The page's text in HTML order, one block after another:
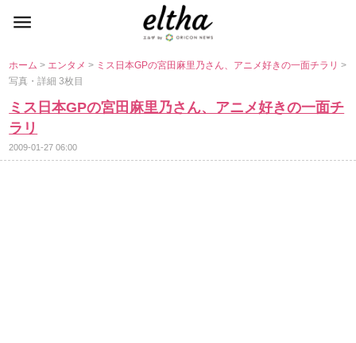
ホーム> エンタメ> ミス日本GPの宮田麻里乃さん、アニメ好きの一面チラリ>
写真・詳細 3枚目
ミス日本GPの宮田麻里乃さん、アニメ好きの一面チ
ラリ
2009-01-27 06:00